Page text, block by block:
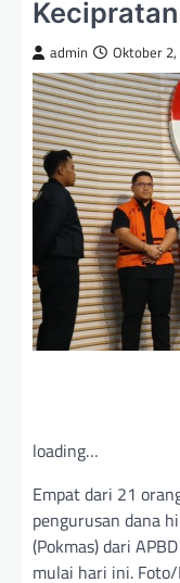
admin Oktober
loading…
Empat dari 21
pengurusan dana
(Pokmas) dari
mulai hari ini.